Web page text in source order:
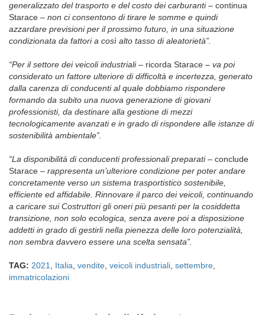
generalizzato del trasporto e del costo dei carburanti – continua
Starace – non ci consentono di tirare le somme e quindi
azzardare previsioni per il prossimo futuro, in una situazione
condizionata da fattori a così alto tasso di aleatorietà”.
“Per il settore dei veicoli industriali – ricorda Starace – va poi
considerato un fattore ulteriore di difficoltà e incertezza, generato
dalla carenza di conducenti al quale dobbiamo rispondere
formando da subito una nuova generazione di giovani
professionisti, da destinare alla gestione di mezzi
tecnologicamente avanzati e in grado di rispondere alle istanze di
sostenibilità ambientale”.
“La disponibilità di conducenti professionali preparati – conclude
Starace – rappresenta un’ulteriore condizione per poter andare
concretamente verso un sistema trasportistico sostenibile,
efficiente ed affidabile. Rinnovare il parco dei veicoli, continuando
a caricare sui Costruttori gli oneri più pesanti per la cosiddetta
transizione, non solo ecologica, senza avere poi a disposizione
addetti in grado di gestirli nella pienezza delle loro potenzialità,
non sembra davvero essere una scelta sensata”.
TAG: 2021 Italia vendite veicoli industriali settembre
immatricolazioni